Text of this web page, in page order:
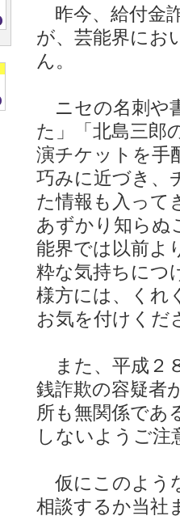
昨今、給付金
が、芸能界にお
ん。
ニセの名刺や
た」「北島三郎
演チケットを手
巧みに近づき、
た情報も入って
あずかり知らぬ
能界では以前よ
粋な気持ちにつ
様方には、くれ
お気を付けくだ
また、平成２
銭詐欺の容疑者
所も無関係であ
しないようご注
仮にこのよう
相談するか当社